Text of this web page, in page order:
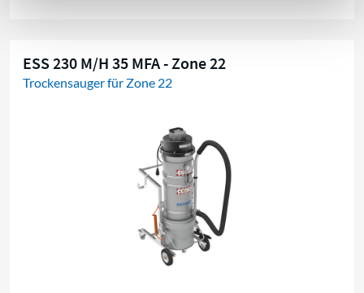
ESS 230 M/H 35 MFA - Zone 22
Trockensauger für Zone 22